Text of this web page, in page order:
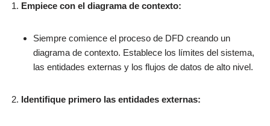
Empiece con el diagrama de contexto:
Siempre comience el proceso de DFD creando un
diagrama de contexto. Establece los límites del sistema,
las entidades externas y los flujos de datos de alto nivel.
Identifique primero las entidades externas: